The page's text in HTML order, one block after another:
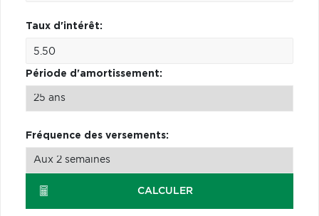
Taux d'intérêt:
Période d'amortissement:
Fréquence des versements:
CALCULER